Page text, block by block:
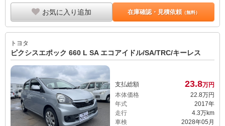
お気に入り追加 在庫確認・見積依頼（無料）
トヨタ
ピクシスエポック 660 L SA エコアイドル/SA/TRC/キーレス
支払総額 23.8万円
本体価格
22. 8万円
年式
2017年
走行
4.3万km
車検
2028年05月